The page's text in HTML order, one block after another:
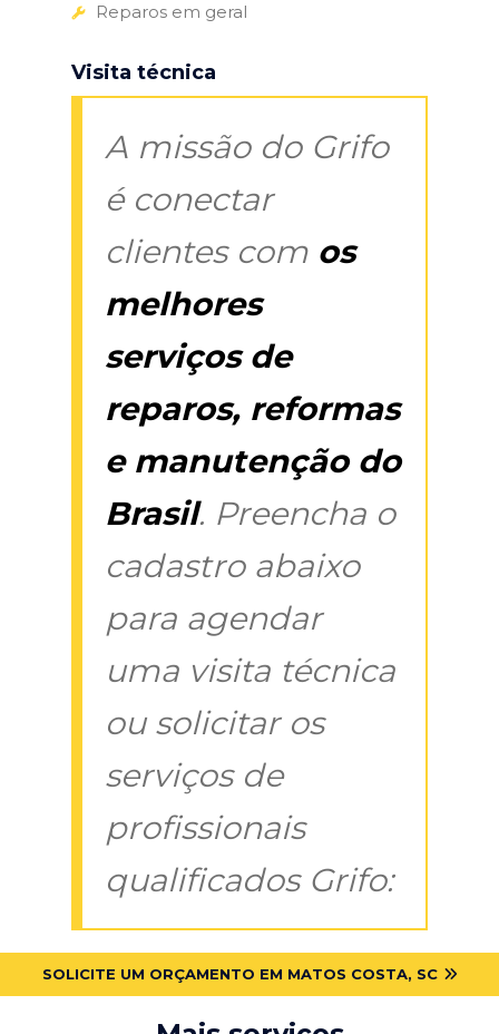
Reparos em geral
Visita técnica
A missão do Grifo
é conectar
clientes com os
melhores
serviços de
reparos, reformas
e manutenção do
Brasil. Preencha o
cadastro abaixo
para agendar
uma visita técnica
ou solicitar os
serviços de
profissionais
qualificados Grifo:
SOLICITE UM ORÇAMENTO EM MATOS COSTA, SC